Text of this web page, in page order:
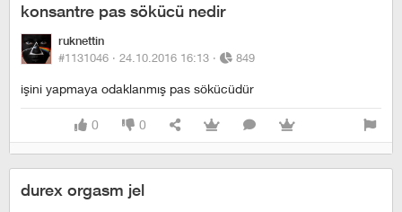
konsantre pas sökücü nedir
ruknettin
#1131046 · 24.10.2016 16:13 · 849
işini yapmaya odaklanmış pas sökücüdür
0 0
durex orgasm jel